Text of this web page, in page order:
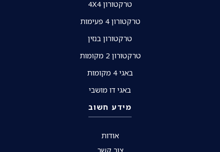
טרקטורון 4X4
טרקטורון 4 פעימות
טרקטורון בנזין
טרקטורון 2 מקומות
באגי 4 מקומות
באגי דו מושבי
מידע חשוב
אודות
צור קשר